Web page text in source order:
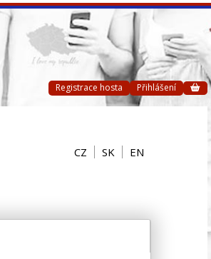
Registrace hosta Přihlášení
CZ SK EN